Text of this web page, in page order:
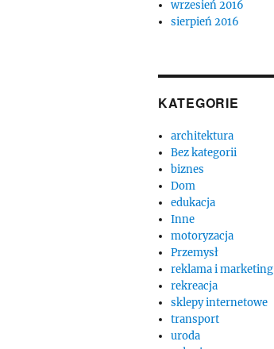
wrzesień 2016
sierpień 2016
KATEGORIE
architektura
Bez kategorii
biznes
Dom
edukacja
Inne
motoryzacja
Przemysł
reklama i marketing
rekreacja
sklepy internetowe
transport
uroda